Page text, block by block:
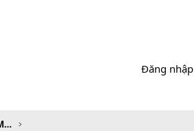
Đăng nhập
CHƯƠNG 6. KIM LOẠI KIỀM, KIM LOẠI KIỀM THỔ, NHÔM